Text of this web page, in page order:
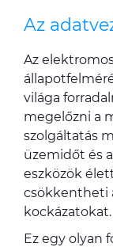
Az
Az
világa
megelőzni a
szolgáltatás
üzemidőt és
eszközök
csökkentheti
kockázatokat.
Ez egy olyan